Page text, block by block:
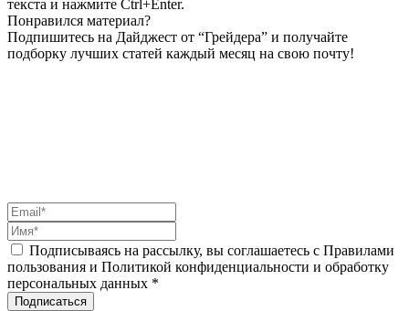
текста и нажмите Ctrl+Enter.
Понравился материал?
Подпишитесь на Дайджест от “Грейдера” и получайте
подборку лучших статей каждый месяц на свою почту!
Подписываясь на рассылку, вы соглашаетесь с Правилами
пользования и Политикой конфиденциальности и обработку
персональных данных *
Подписаться